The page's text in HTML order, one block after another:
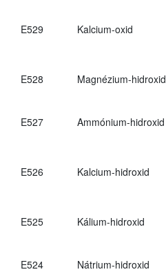
E529 Kalcium-oxid
E528 Magnézium-hidroxid
E527 Ammónium-hidroxid
E526 Kalcium-hidroxid
E525 Kálium-hidroxid
E524 Nátrium-hidroxid